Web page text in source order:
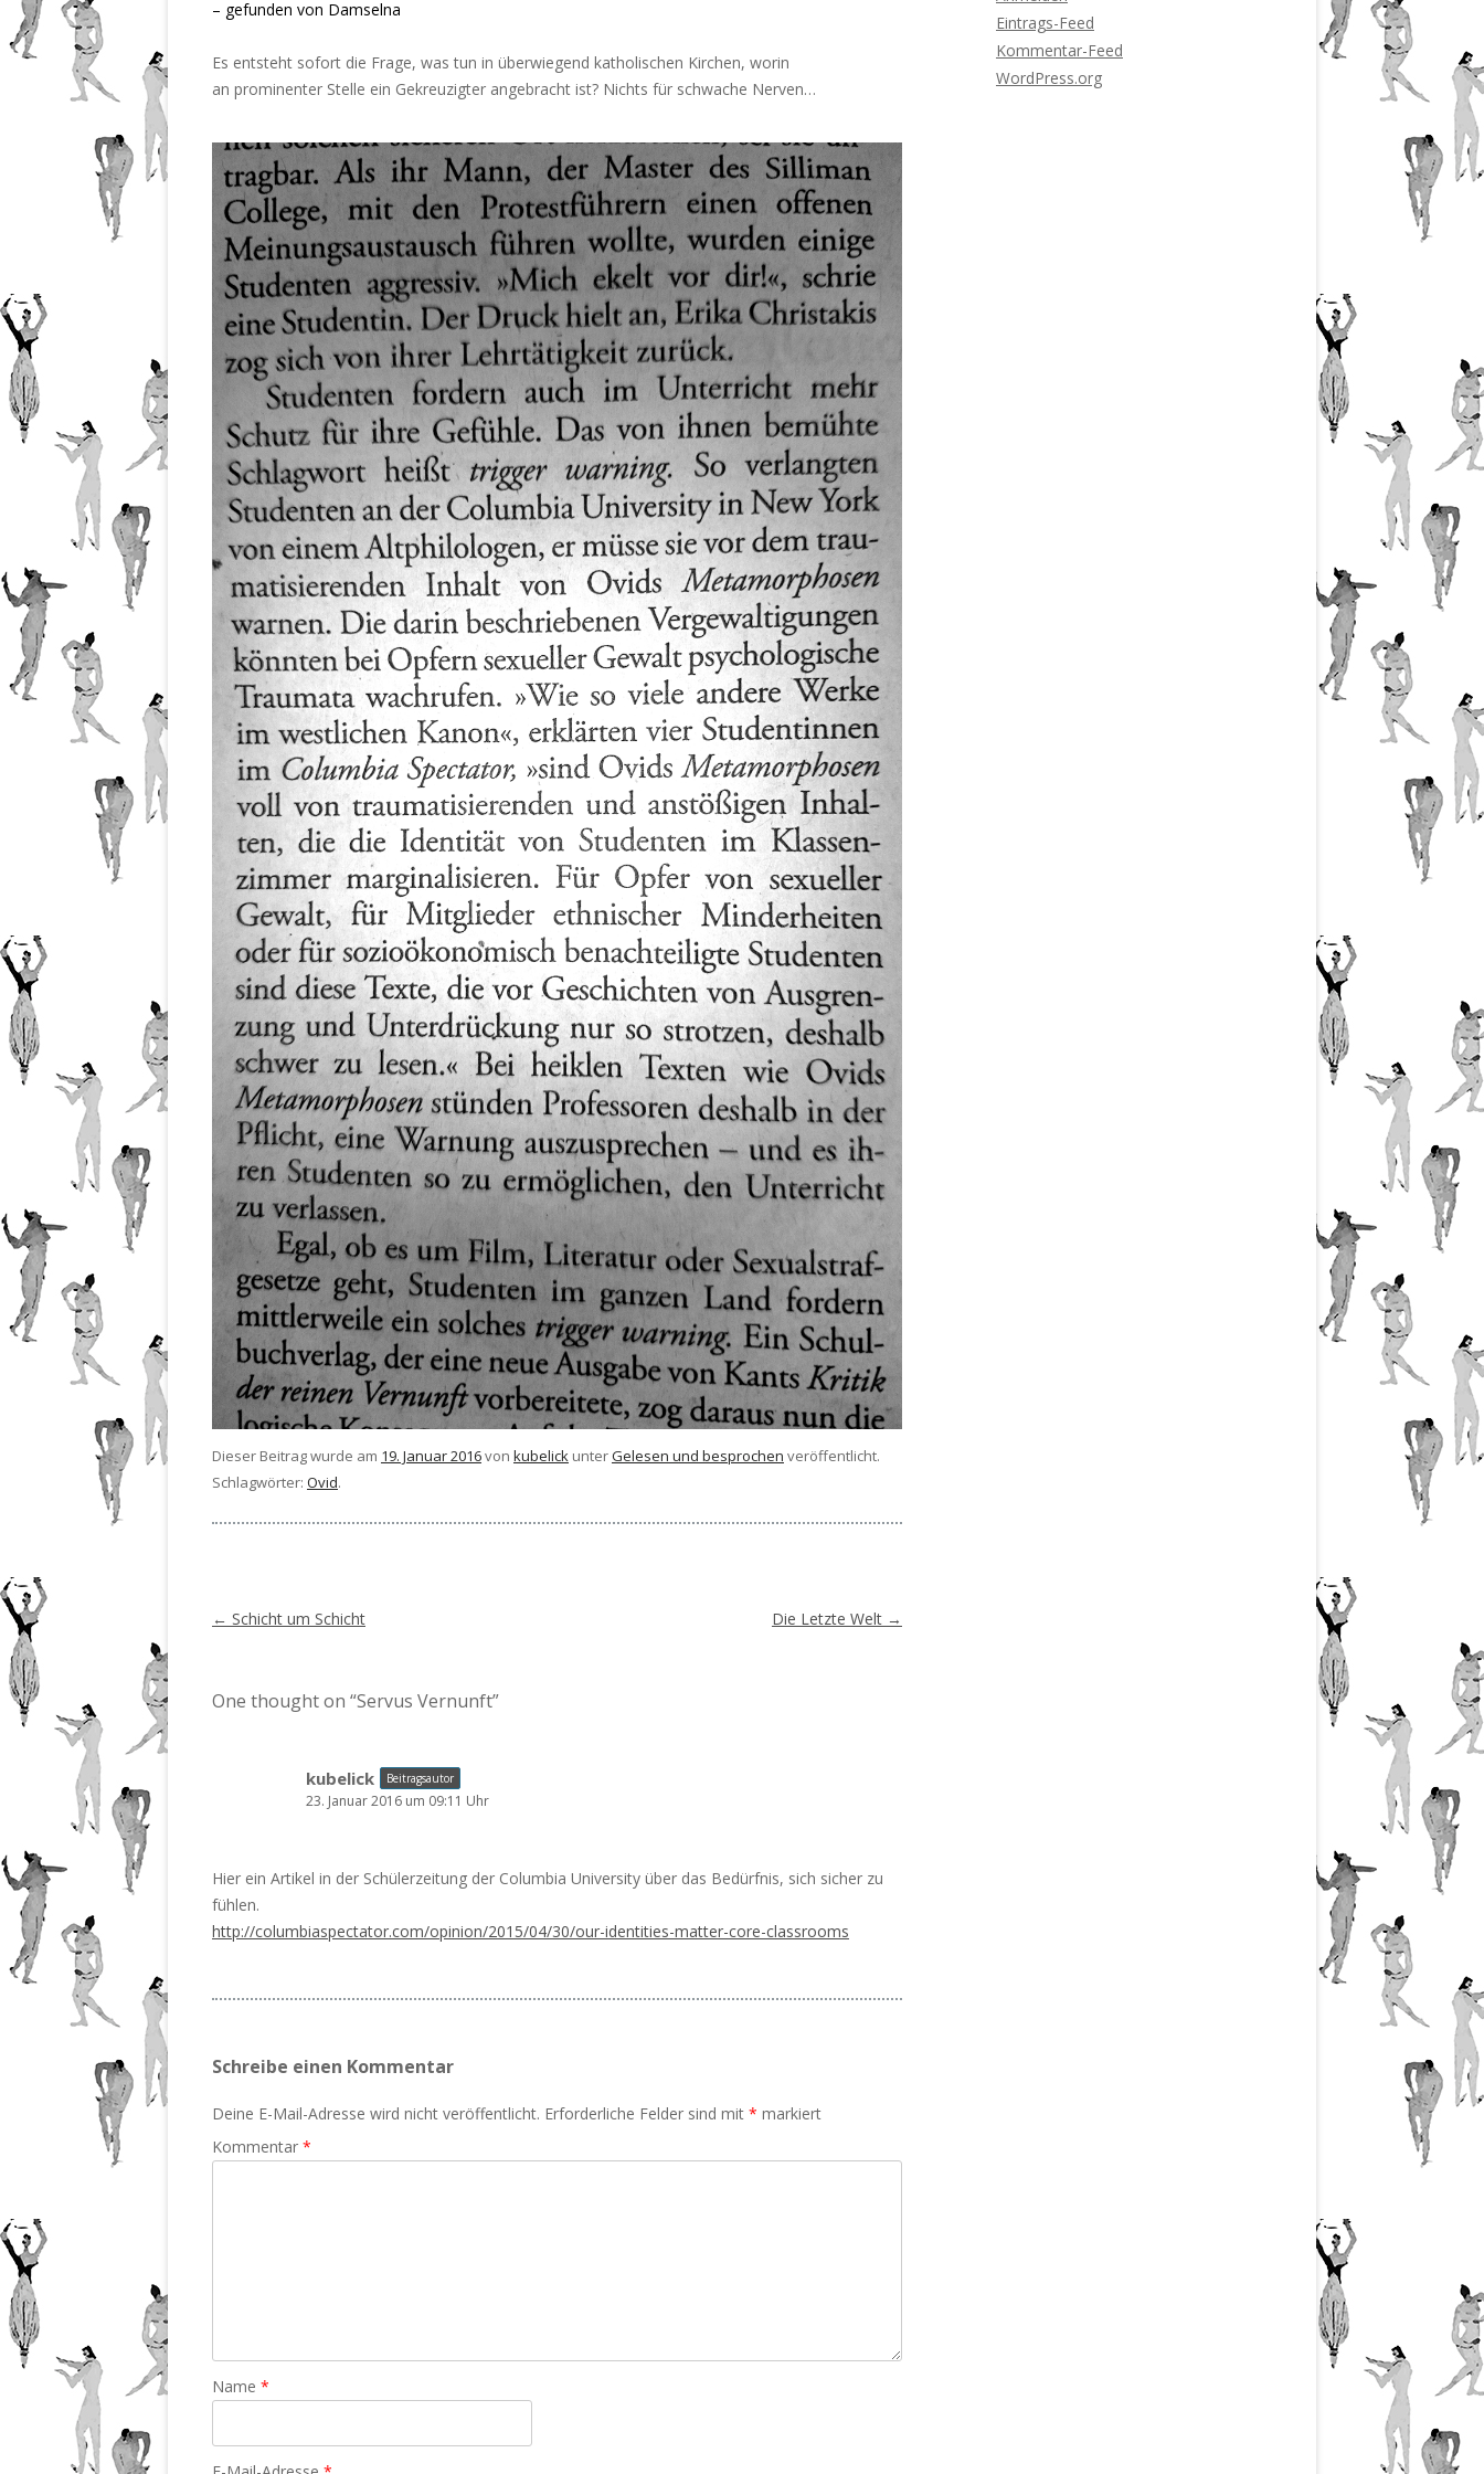
– gefunden von Damselna
Es entsteht sofort die Frage, was tun in überwiegend katholischen Kirchen, worin
an prominenter Stelle ein Gekreuzigter angebracht ist? Nichts für schwache Nerven…
Dieser Beitrag wurde am 19. Januar 2016von kubelick unterGelesen und besprochen veröffentlicht.
Schlagwörter: Ovid.
Beitragsnavigation
← Schicht um Schicht Die Letzte Welt →
One thought on “Servus Vernunft”
kubelick Beitragsautor
23. Januar 2016 um 09:11 Uhr
Hier ein Artikel in der Schülerzeitung der Columbia University über das Bedürfnis, sich sicher zu
fühlen.
http://columbiaspectator.com/opinion/2015/04/30/our-identities-matter-core-classrooms
Schreibe einen Kommentar
Deine E-Mail-Adresse wird nicht veröffentlicht. Erforderliche Felder sind mit * markiert
Kommentar *
Name *
Eintrags-Feed
Kommentar-Feed
WordPress.org